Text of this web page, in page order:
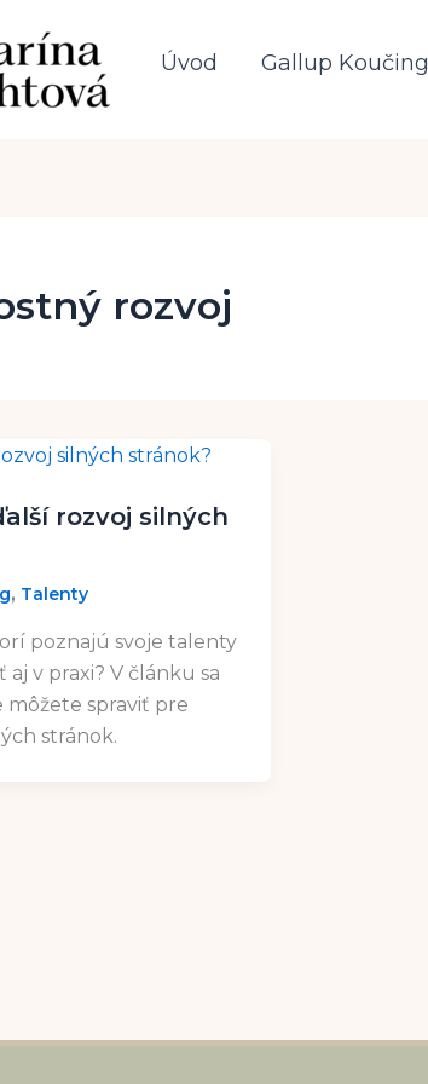
Úvod Gallup Koučing
rozvoj
rozvoj silných
, Talenty
poznajú svoje talenty
aj v praxi? V článku sa
môžete spraviť pre
stránok.